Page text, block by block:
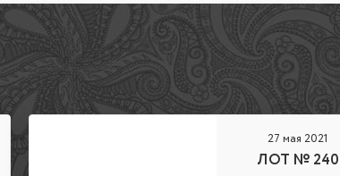
27 мая 2021
ЛОТ № 240